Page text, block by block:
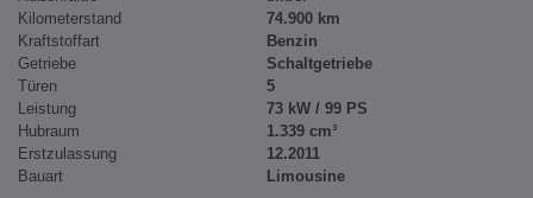
Kilometerstand
74.900 km
Kraftstoffart
Benzin
Getriebe
Schaltgetriebe
Türen
5
Leistung
73 kW / 99 PS
Hubraum
1.339 cm³
Erstzulassung
12.2011
Bauart
Limousine